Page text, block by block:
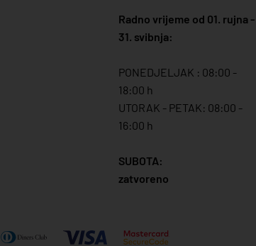
Radno vrijeme od 01. rujna -
31. svibnja:
PONEDJELJAK : 08:00 -
18:00 h
UTORAK - PETAK: 08:00 -
16:00 h
SUBOTA:
zatvoreno